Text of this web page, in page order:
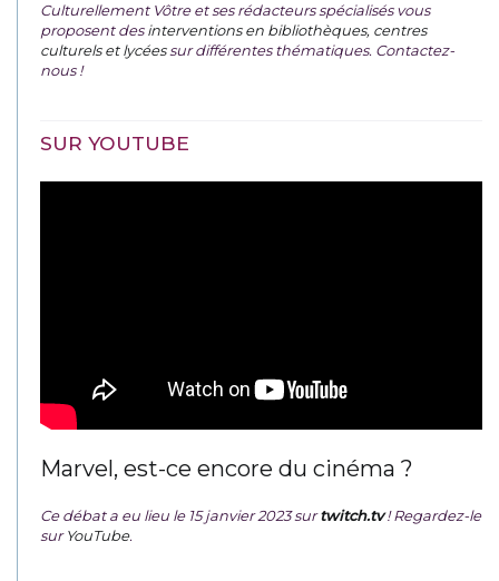
Culturellement Vôtre et ses rédacteurs spécialisés vous
proposent desinterventions en bibliothèques, centres
culturels et lycéessur différentes thématiques. Contactez-
nous !
SUR YOUTUBE
Marvel, est-ce encore du cinéma ?
Ce débat a eu lieu le 15 janvier 2023 surtwitch.tv ! Regardez-le
surYouTube.